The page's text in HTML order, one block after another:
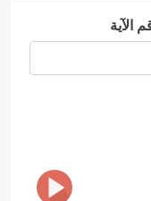
الآية